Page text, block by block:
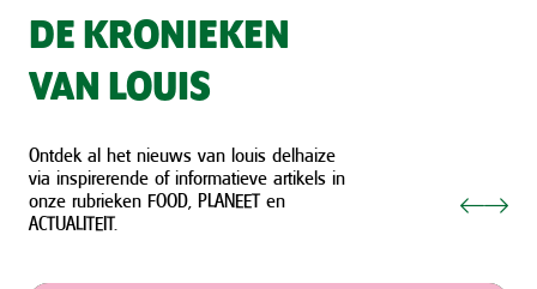
DE KRONIEKEN
VAN LOUIS
Ontdek al het nieuws van louis delhaize
via inspirerende of informatieve artikels in
onze rubrieken FOOD, PLANEET en
ACTUALITEIT.